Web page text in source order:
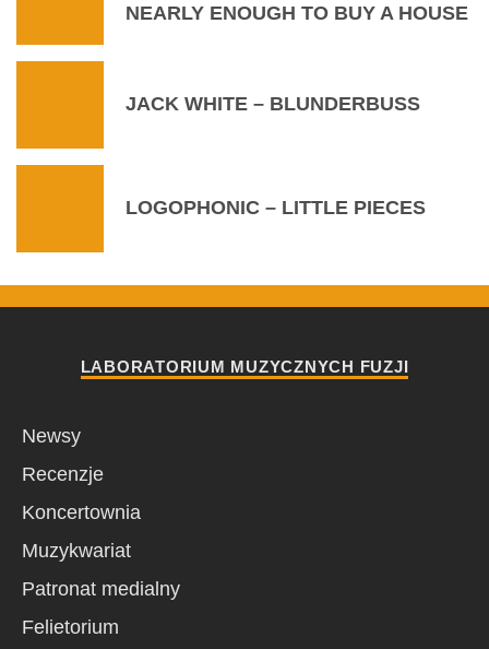
NEARLY ENOUGH TO BUY A HOUSE
JACK WHITE – BLUNDERBUSS
LOGOPHONIC – LITTLE PIECES
LABORATORIUM MUZYCZNYCH FUZJI
Newsy
Recenzje
Koncertownia
Muzykwariat
Patronat medialny
Felietorium